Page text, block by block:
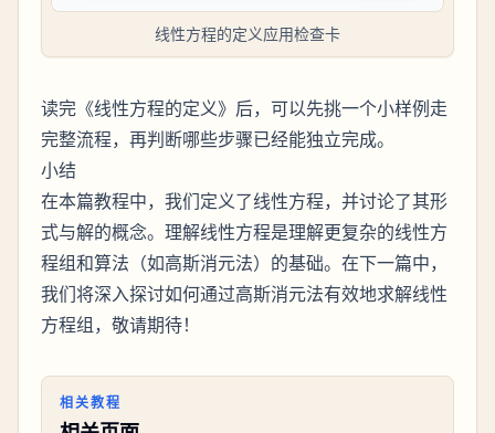
线性方程的定义应用检查卡
读完《线性方程的定义》后，可以先挑一个小样例走
完整流程，再判断哪些步骤已经能独立完成。
小结
在本篇教程中，我们定义了线性方程，并讨论了其形
式与解的概念。理解线性方程是理解更复杂的线性方
程组和算法（如高斯消元法）的基础。在下一篇中，
我们将深入探讨如何通过高斯消元法有效地求解线性
方程组，敬请期待！
相关教程